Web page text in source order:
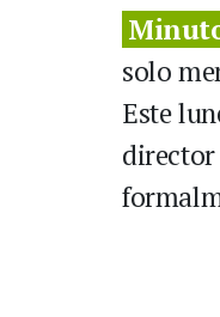
solo
Este